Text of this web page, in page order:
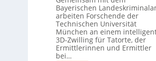
n
R
o
u
t
e
a
t
e
n
K
I
-
k
e
n
d
e
s
C
e
i
t
e
s
L
e
Bayerischen
arbeiten Forschende der
Technischen Universität
München an einem
3D-Zwilling für Tatorte, der
Ermittlerinnen und Ermittler
bei…